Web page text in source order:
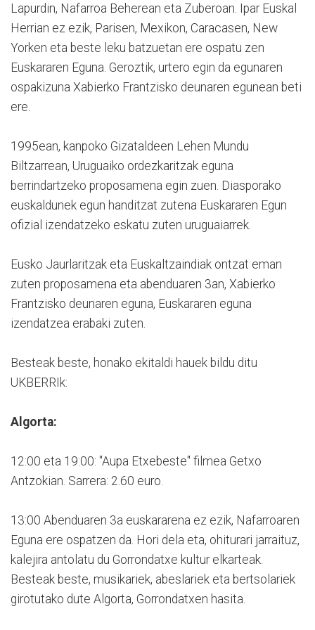
Lapurdin, Nafarroa Beherean eta Zuberoan. Ipar Euskal
Herrian ez ezik, Parisen, Mexikon, Caracasen, New
Yorken eta beste leku batzuetan ere ospatu zen
Euskararen Eguna. Geroztik, urtero egin da egunaren
ospakizuna Xabierko Frantzisko deunaren egunean beti
ere.
1995ean, kanpoko Gizataldeen Lehen Mundu
Biltzarrean, Uruguaiko ordezkaritzak eguna
berrindartzeko proposamena egin zuen. Diasporako
euskaldunek egun handitzat zutena Euskararen Egun
ofizial izendatzeko eskatu zuten uruguaiarrek.
Eusko Jaurlaritzak eta Euskaltzaindiak ontzat eman
zuten proposamena eta abenduaren 3an, Xabierko
Frantzisko deunaren eguna, Euskararen eguna
izendatzea erabaki zuten.
Besteak beste, honako ekitaldi hauek bildu ditu
UKBERRIk:
Algorta:
12:00 eta 19:00: "Aupa Etxebeste" filmea Getxo
Antzokian. Sarrera: 2.60 euro.
13:00 Abenduaren 3a euskararena ez ezik, Nafarroaren
Eguna ere ospatzen da. Hori dela eta, ohiturari jarraituz,
kalejira antolatu du Gorrondatxe kultur elkarteak.
Besteak beste, musikariek, abeslariek eta bertsolariek
girotutako dute Algorta, Gorrondatxen hasita.